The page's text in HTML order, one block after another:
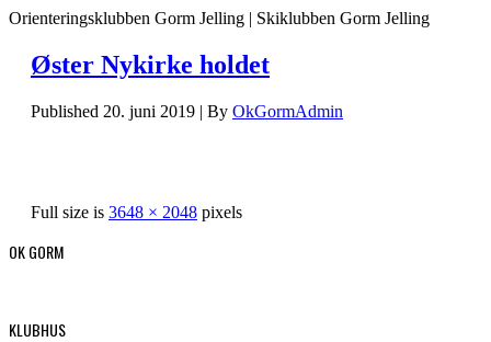
Orienteringsklubben Gorm Jelling | Skiklubben Gorm Jelling
Øster Nykirke holdet
Published 20. juni 2019 | By OkGormAdmin
Full size is 3648 × 2048 pixels
OK GORM
KLUBHUS